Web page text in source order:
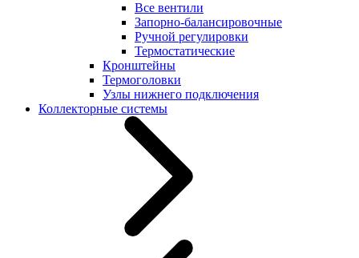
Все вентили
Запорно-балансировочные
Ручной регулировки
Термостатические
Кронштейны
Термоголовки
Узлы нижнего подключения
Коллекторные системы